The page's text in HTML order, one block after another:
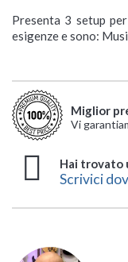
Presenta 3 setup
esigenze e sono:
Miglior
Vi
Hai trovato
Scrivici